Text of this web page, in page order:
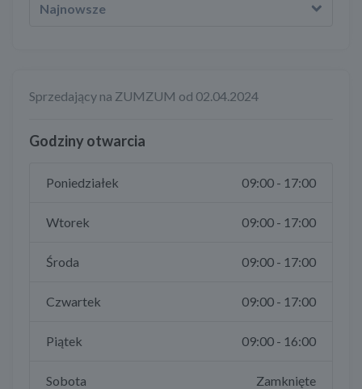
Najnowsze
Sprzedający na ZUMZUM od 02.04.2024
Godziny otwarcia
Poniedziałek 09:00 - 17:00
Wtorek 09:00 - 17:00
Środa 09:00 - 17:00
Czwartek 09:00 - 17:00
Piątek 09:00 - 16:00
Sobota Zamknięte